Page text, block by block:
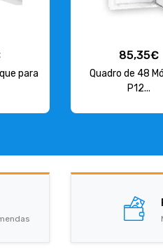
para
85,35€
Quadro de 48
P12...